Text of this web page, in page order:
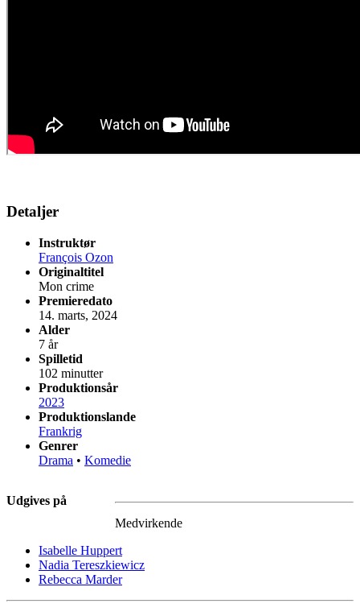
Detaljer
Instruktør
François Ozon
Originaltitel
Mon crime
Premieredato
14. marts, 2024
Alder
7 år
Spilletid
102 minutter
Produktionsår
2023
Produktionslande
Frankrig
Genrer
Drama • Komedie
Udgives på
Medvirkende
Isabelle Huppert
Nadia Tereszkiewicz
Rebecca Marder